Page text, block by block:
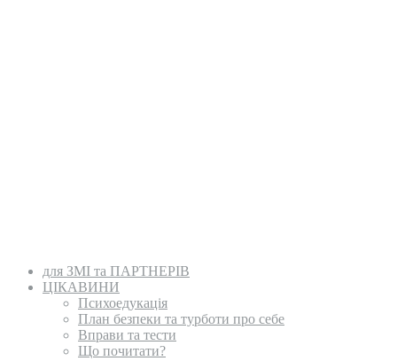
для ЗМІ та ПАРТНЕРІВ
ЦІКАВИНИ
Психоедукація
План безпеки та турботи про себе
Вправи та тести
Що почитати?